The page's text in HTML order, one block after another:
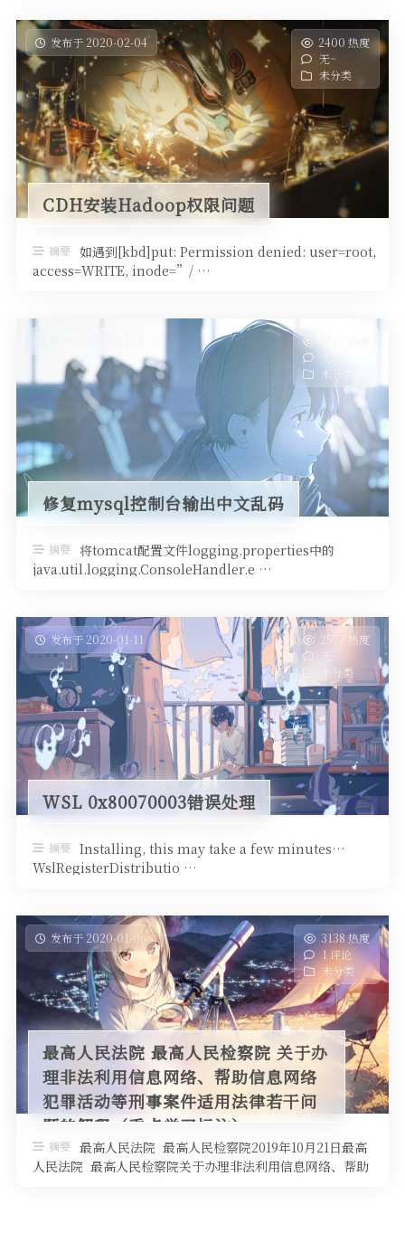
发布于 2020-02-04
2400 热度
无~
未分类
CDH安装Hadoop权限问题
摘要 如遇到[kbd]put: Permission denied: user=root,
access=WRITE, inode=”/ …
无~
未分类
修复mysql控制台输出中文乱码
摘要 将tomcat配置文件logging.properties中的
java.util.logging.ConsoleHandler.e …
发布于 2020-01-11
2577 热度
无~
未分类
WSL 0x80070003错误处理
摘要 Installing, this may take a few minutes…
WslRegisterDistributio …
发布于 2020-01-06
3138 热度
1 评论
未分类
最高人民法院 最高人民检察院 关于办
理非法利用信息网络、帮助信息网络
犯罪活动等刑事案件适用法律若干问
题的解释（重点学习标注）
摘要 最高人民法院 最高人民检察院2019年10月21日最高
人民法院 最高人民检察院关于办理非法利用信息网络、帮助